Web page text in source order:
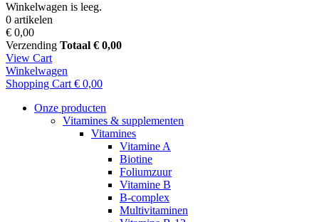
Winkelwagen is leeg.
0 artikelen
€ 0,00
Verzending Totaal € 0,00
View Cart
Winkelwagen
Shopping Cart € 0,00
Onze producten
Vitamines & supplementen
Vitamines
Vitamine A
Biotine
Foliumzuur
Vitamine B
B-complex
Multivitaminen